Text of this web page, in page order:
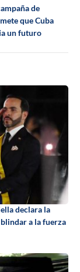
de
que Cuba
un futuro
declara la
a la fuerza